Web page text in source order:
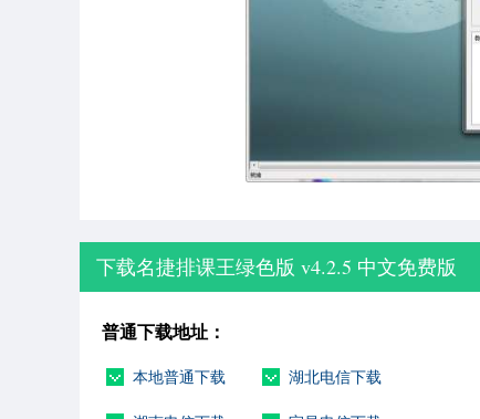
下载名捷排课王绿色版 v4.2.5 中文免费版
普通下载地址：
本地普通下载 湖北电信下载